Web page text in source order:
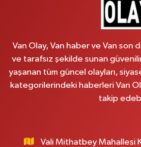
Van Olay, Van haber ve Van son
ve tarafsız şekilde sunan
yaşanan tüm güncel olayları,
kategorilerindeki haberleri Van
takip
Vali Mithatbey Mahallesi